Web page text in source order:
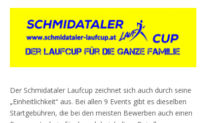
Der Schmidataler Laufcup zeichnet sich auch durch seine
„Einheitlichkeit“ aus. Bei allen 9 Events gibt es dieselben
Startgebühren, die bei den meisten Bewerben auch einen